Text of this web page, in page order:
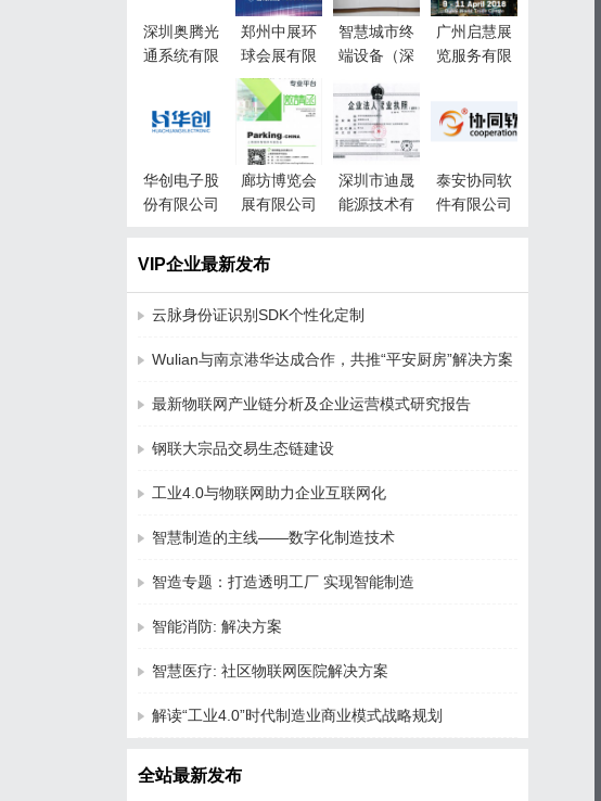
深圳奥腾光
通系统有限
郑州中展环
球会展有限
公司
智慧城市终
端设备（深
任公司
广州启慧展
览服务有限
华创电子股
份有限公司
廊坊博览会
展有限公司
深圳市迪晟
能源技术有
泰安协同软
件有限公司
VIP企业最新发布
云脉身份证识别SDK个性化定制
Wulian与南京港华达成合作，共推“平安厨房”解决方案
最新物联网产业链分析及企业运营模式研究报告
钢联大宗品交易生态链建设
工业4.0与物联网助力企业互联网化
智慧制造的主线——数字化制造技术
智造专题：打造透明工厂 实现智能制造
智能消防: 解决方案
智慧医疗: 社区物联网医院解决方案
解读“工业4.0”时代制造业商业模式战略规划
全站最新发布